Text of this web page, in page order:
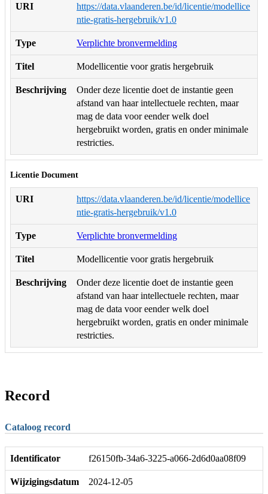
URI
https://data.vlaanderen.be/id/licentie/modellice
ntie-gratis-hergebruik/v1.0
Type Verplichte bronvermelding
Titel Modellicentie voor gratis hergebruik
Beschrijving
Onder deze licentie doet de instantie geen
afstand van haar intellectuele rechten, maar
mag de data voor eender welk doel
hergebruikt worden, gratis en onder minimale
restricties.
Licentie Document
URI
https://data.vlaanderen.be/id/licentie/modellice
ntie-gratis-hergebruik/v1.0
Type Verplichte bronvermelding
Titel Modellicentie voor gratis hergebruik
Beschrijving
Onder deze licentie doet de instantie geen
afstand van haar intellectuele rechten, maar
mag de data voor eender welk doel
hergebruikt worden, gratis en onder minimale
restricties.
Record
Cataloog record
Identificator f26150fb-34a6-3225-a066-2d6d0aa08f09
Wijzigingsdatum 2024-12-05